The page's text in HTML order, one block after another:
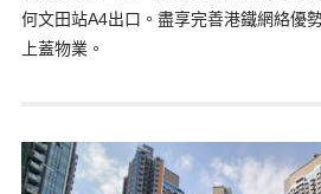
何文田站A4出口。盡享完善港鐵網絡優
上蓋物業。